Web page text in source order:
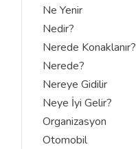
Ne Yenir
Nedir?
Nerede Konaklanır?
Nerede?
Nereye Gidilir
Neye İyi Gelir?
Organizasyon
Otomobil